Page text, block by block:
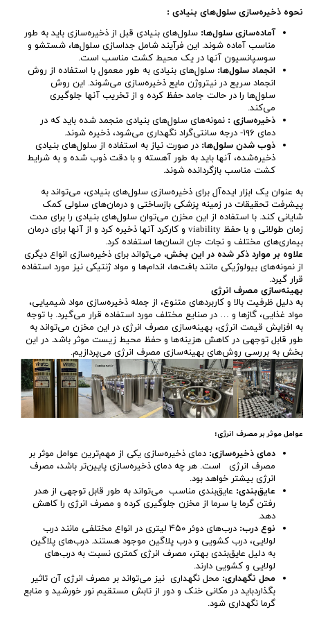
نحوه ذخیره‌سازی سلول‌های بنیادی :
آماده‌سازی سلول‌ها: سلول‌های بنیادی قبل از ذخیره‌سازی باید به طور
مناسب آماده شوند. این فرآیند شامل جداسازی سلول‌ها، شستشو و
سوسپانسیون آنها در یک محیط کشت مناسب است.
انجماد سلول‌ها: سلول‌های بنیادی به طور معمول با استفاده از روش
انجماد سریع در نیتروژن مایع ذخیره‌سازی می‌شوند. این روش
سلول‌ها را در حالت جامد حفظ کرده و از تخریب آنها جلوگیری
می‌کند.
ذخیره‌سازی : نمونه‌های سلول‌های بنیادی منجمد شده باید که در
دمای ۱۹۶- درجه سانتی‌گراد نگهداری می‌شود، ذخیره شوند.
ذوب شدن سلول‌ها: در صورت نیاز به استفاده از سلول‌های بنیادی
ذخیره‌شده، آنها باید به طور آهسته و با دقت ذوب شده و به شرایط
کشت مناسب بازگردانده شوند.
به عنوان یک ابزار ایده‌آل برای ذخیره‌سازی سلول‌های بنیادی، می‌تواند به
پیشرفت تحقیقات در زمینه پزشکی بازساختی و درمان‌های سلولی کمک
شایانی کند. با استفاده از این مخزن می‌توان سلول‌های بنیادی را برای مدت
زمان طولانی و با حفظ viability و کارکرد آنها ذخیره کرد و از آنها برای درمان
بیماری‌های مختلف و نجات جان انسان‌ها استفاده کرد.
علاوه بر موارد ذکر شده در این بخش، می‌تواند برای ذخیره‌سازی انواع دیگری
از نمونه‌های بیولوژیکی مانند بافت‌ها، اندام‌ها و مواد ژنتیکی نیز مورد استفاده
قرار گیرد.
بهینه‌سازی مصرف انرژی
به دلیل ظرفیت بالا و کاربردهای متنوع، از جمله ذخیره‌سازی مواد شیمیایی،
مواد غذایی، گازها و … در صنایع مختلف مورد استفاده قرار می‌گیرد. با توجه
به افزایش قیمت انرژی، بهینه‌سازی مصرف انرژی در این مخزن می‌تواند به
طور قابل توجهی در کاهش هزینه‌ها و حفظ محیط زیست موثر باشد. در این
بخش به بررسی روش‌های بهینه‌سازی مصرف انرژی می‌پردازیم.
عوامل موثر بر مصرف انرژی:
دمای ذخیره‌سازی: دمای ذخیره‌سازی یکی از مهم‌ترین عوامل موثر بر
مصرف انرژی است. هر چه دمای ذخیره‌سازی پایین‌تر باشد، مصرف
انرژی بیشتر خواهد بود.
عایق‌بندی: عایق‌بندی مناسب می‌تواند به طور قابل توجهی از هدر
رفتن گرما یا سرما از مخزن جلوگیری کرده و مصرف انرژی را کاهش
دهد.
نوع درب:
درب‌های دوئر ۴۵۰ لیتری در انواع مختلفی مانند درب
لولایی، درب کشویی و درب پلاگین موجود هستند. درب‌های پلاگین
به دلیل عایق‌بندی بهتر، مصرف انرژی کمتری نسبت به درب‌های
لولایی و کشویی دارند.
محل نگهداری: محل نگهداری نیز می‌تواند بر مصرف انرژی آن تاثیر
بگذاردباید در مکانی خنک و دور از تابش مستقیم نور خورشید و منابع
گرما نگهداری شود.